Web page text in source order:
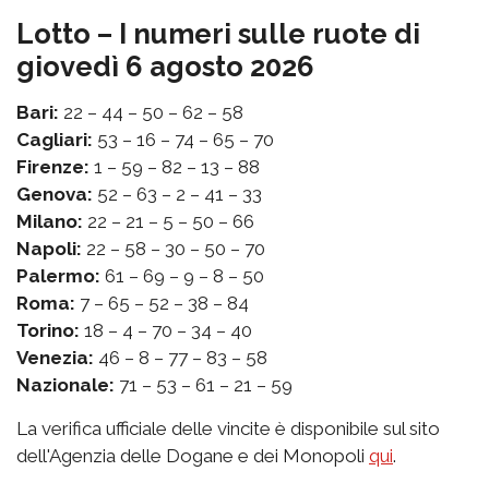
Lotto – I numeri sulle ruote di
giovedì 6 agosto 2026
Bari: 22 – 44 – 50 – 62 – 58
Cagliari: 53 – 16 – 74 – 65 – 70
Firenze: 1 – 59 – 82 – 13 – 88
Genova: 52 – 63 – 2 – 41 – 33
Milano: 22 – 21 – 5 – 50 – 66
Napoli: 22 – 58 – 30 – 50 – 70
Palermo: 61 – 69 – 9 – 8 – 50
Roma: 7 – 65 – 52 – 38 – 84
Torino: 18 – 4 – 70 – 34 – 40
Venezia: 46 – 8 – 77 – 83 – 58
Nazionale: 71 – 53 – 61 – 21 – 59
La verifica ufficiale delle vincite è disponibile sul sito
dell'Agenzia delle Dogane e dei Monopoli qui.